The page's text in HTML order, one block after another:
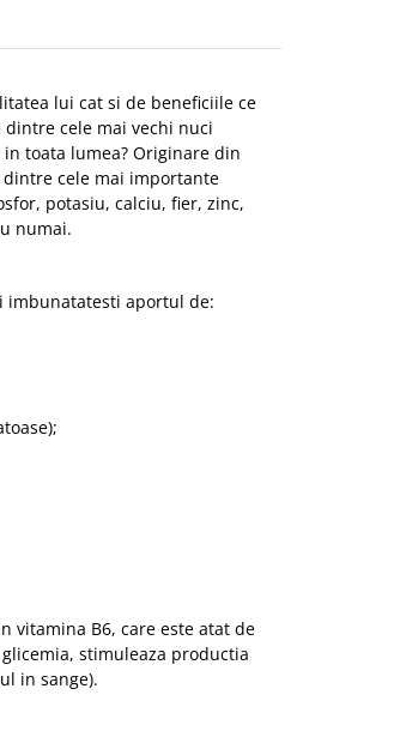
lui cat si de beneficiile ce
cele mai vechi nuci
toata lumea? Originare din
cele mai importante
potasiu, calciu, fier, zinc,
numai.
imbunatatesti aportul de:
vitamina B6, care este atat de
stimuleaza productia
in sange).